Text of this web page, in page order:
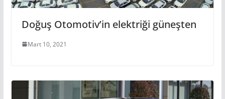
Doğuş Otomotiv’in elektriği güneşten
Mart 10, 2021